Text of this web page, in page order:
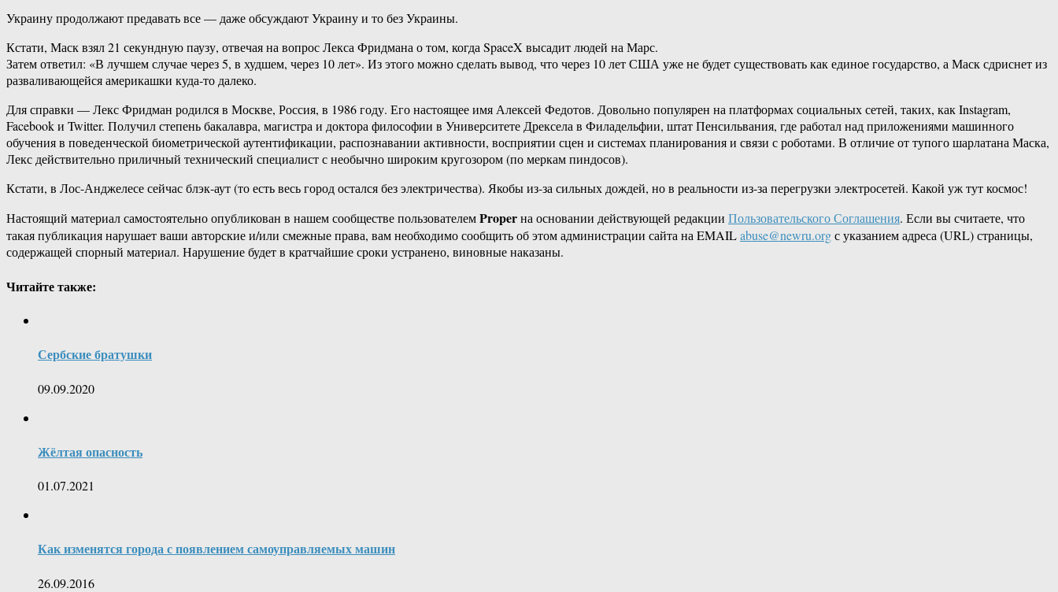
Украину продолжают предавать все — даже обсуждают Украину и то без Украины.
Кстати, Маск взял 21 секундную паузу, отвечая на вопрос Лекса Фридмана о том, когда SpaceX высадит людей на Марс.
Затем ответил: «В лучшем случае через 5, в худшем, через 10 лет». Из этого можно сделать вывод, что через 10 лет США уже не будет существовать как единое государство, а Маск сдриснет из
разваливающейся америкашки куда-то далеко.
Для справки — Лекс Фридман родился в Москве, Россия, в 1986 году. Его настоящее имя Алексей Федотов. Довольно популярен на платформах социальных сетей, таких, как Instagram,
Facebook и Twitter. Получил степень бакалавра, магистра и доктора философии в Университете Дрексела в Филадельфии, штат Пенсильвания, где работал над приложениями машинного
обучения в поведенческой биометрической аутентификации, распознавании активности, восприятии сцен и системах планирования и связи с роботами. В отличие от тупого шарлатана Маска,
Лекс действительно приличный технический специалист с необычно широким кругозором (по меркам пиндосов).
Кстати, в Лос-Анджелесе сейчас блэк-аут (то есть весь город остался без электричества). Якобы из-за сильных дождей, но в реальности из-за перегрузки электросетей. Какой уж тут космос!
Настоящий материал самостоятельно опубликован в нашем сообществе пользователемProperна основании действующей редакции Пользовательского Соглашения. Если вы считаете, что
такая публикация нарушает ваши авторские и/или смежные права, вам необходимо сообщить об этом администрации сайта на EMAILabuse@newru.orgс указанием адреса (URL) страницы,
содержащей спорный материал. Нарушение будет в кратчайшие сроки устранено, виновные наказаны.
Читайте также:
Сербские братушки
09.09.2020
Жёлтая опасность
01.07.2021
Как изменятся города с появлением самоуправляемых машин
26.09.2016